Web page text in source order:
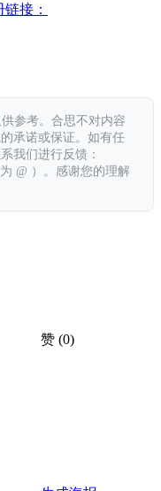
接：
参考。合思不对内容
承诺或保证。如有任
我们进行反馈：
@ ）。感谢您的理解
赞 (0)